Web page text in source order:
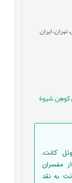
ایران
,شیوۀ
کانت،
مفسران
به نقد